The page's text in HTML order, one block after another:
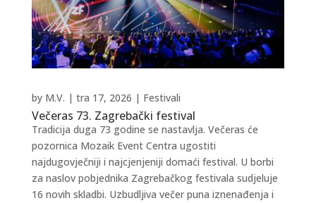
Večeras 73. Zagrebački festival
by M.V. | tra 17, 2026 | Festivali
Tradicija duga 73 godine se nastavlja. Večeras će
pozornica Mozaik Event Centra ugostiti
najdugovječniji i najcjenjeniji domaći festival. U borbi
za naslov pobjednika Zagrebačkog festivala sudjeluje
16 novih skladbi. Uzbudljiva večer puna iznenađenja i